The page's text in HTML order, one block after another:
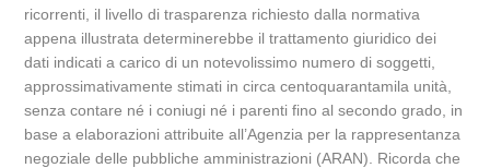
ricorrenti, il livello di trasparenza richiesto dalla normativa
appena illustrata determinerebbe il trattamento giuridico dei
dati indicati a carico di un notevolissimo numero di soggetti,
approssimativamente stimati in circa centoquarantamila unità,
senza contare né i coniugi né i parenti fino al secondo grado, in
base a elaborazioni attribuite all’Agenzia per la rappresentanza
negoziale delle pubbliche amministrazioni (ARAN). Ricorda che